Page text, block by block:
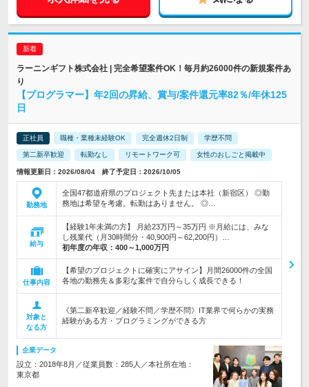
ラーニンギフト株式会社 | 完全希望案件OK！毎月約26000件の新規案件あ
り
【プログラマー】年2回の昇給、賞与/案件還元率82％/年休125
日
正社員 職種・業種未経験OK 完全週休2日制 学歴不問
第二新卒歓迎 転勤なし リモートワーク可 女性のおしごと掲載中
情報更新日：2026/08/04 終了予定日：2026/10/05
勤務地
全国47都道府県のプロジェクト先または本社（新宿区） ◎勤
務地は希望を考慮。転勤はありません。 ◎…
給与
【経験1年未満の方】 月給23万円～35万円 ※月給には、みな
し残業代（月30時間分・40,900円～62,200円）…
初年度の年収： 400～1,000万円
仕事内容
【希望のプロジェクトに確実にアサイン】月間26000件の全国
各地の勤務先＆多彩な案件で自分らしく成長できる！
対象と
なる方
《第二新卒歓迎／経験不問／学歴不問》IT業界で何らかの実務
経験がある方・プログラミングができる方
企業データ
設立：2018年8月／従業員数：285人／本社所在地：
東京都